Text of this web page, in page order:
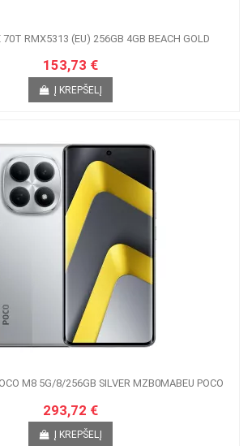
70T RMX5313 (EU) 256GB 4GB BEACH GOLD
153,73 €
Į KREPŠELĮ
M8 5G/8/256GB SILVER MZB0MABEU POCO
293,72 €
Į KREPŠELĮ